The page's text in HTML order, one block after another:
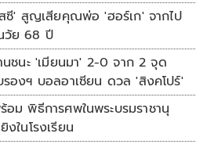
สซี' สูญเสียคุณพ่อ 'ฮอร์เก' จากไป
วัย 68 ปี
นชนะ 'เมียนมา' 2-0 จาก 2 จุด
รองฯ บอลอาเซียน ดวล 'สิงคโปร์'
อม พิธีการศพในพระบรมราชานุ
งในโรงเรียน